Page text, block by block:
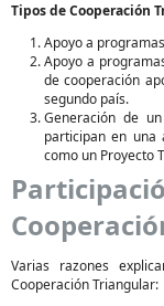
Tipos de Cooperación
Apoyo a
Apoyo a
de cooperación
segundo país.
Generación de
participan en una
como un Proyecto
Varias razones
Cooperación Triangular: